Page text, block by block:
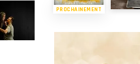
PROCHAINEMENT